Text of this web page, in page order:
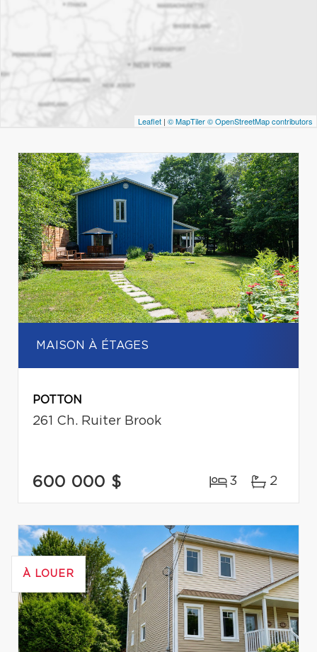
Leaflet | © MapTiler© OpenStreetMap contributors
MAISON À ÉTAGES
POTTON
261 Ch. Ruiter Brook
600 000 $ 3 2
À LOUER